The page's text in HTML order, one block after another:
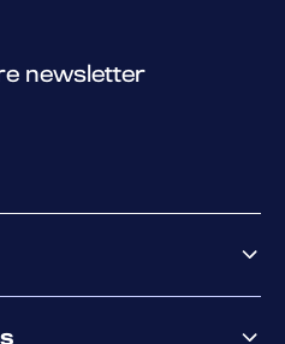
newsletter